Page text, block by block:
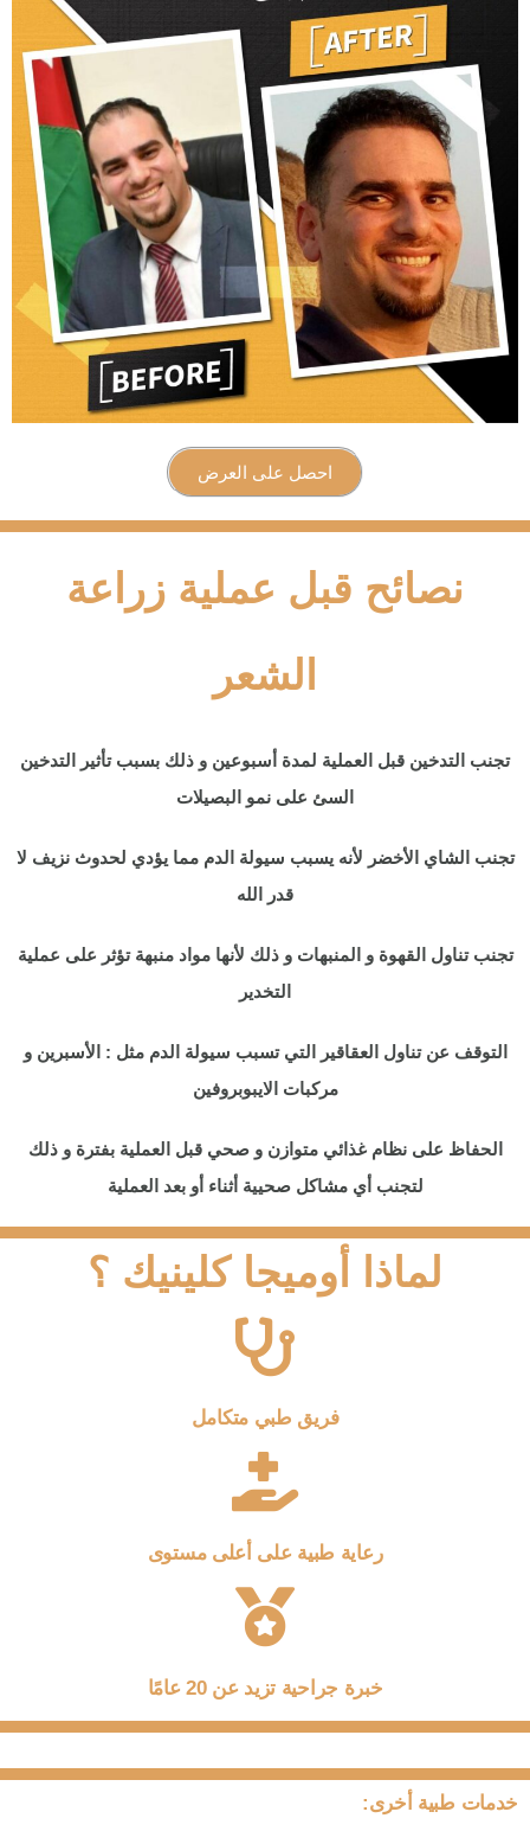
احصل على العرض
نصائح قبل عملية زراعة
الشعر
تجنب التدخين قبل العملية لمدة أسبوعين و ذلك بسبب تأثير التدخين
السئ على نمو البصيلات
تجنب الشاي الأخضر لأنه يسبب سيولة الدم مما يؤدي لحدوث نزيف لا
قدر الله
تجنب تناول القهوة و المنبهات و ذلك لأنها مواد منبهة تؤثر على عملية
التخدير
التوقف عن تناول العقاقير التي تسبب سيولة الدم مثل : الأسبرين و
مركبات الايبوبروفين
الحفاظ على نظام غذائي متوازن و صحي قبل العملية بفترة و ذلك
لتجنب أي مشاكل صحيية أثناء أو بعد العملية
لماذا أوميجا كلينيك ؟
فريق طبي متكامل
رعاية طبية على أعلى مستوى
خبرة جراحية تزيد عن 20 عامًا
:خدمات طبية أخرى